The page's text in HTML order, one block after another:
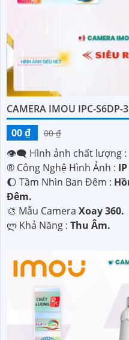
CAMERA IMOU IPC-S6DP-
00 ₫
00 ₫
👁️‍🗨 Hình ảnh chất lượng :
®️ Công Nghệ Hình Ảnh :
🌔 Tầm Nhìn Ban Đêm :
Đêm.
🎨 Mẫu Camera Xoay 360.
️ლ Khả Năng : Thu Âm.